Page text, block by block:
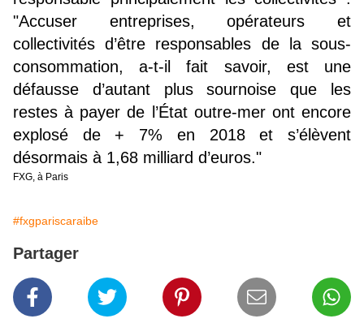
"Accuser entreprises, opérateurs et
collectivités d’être responsables de la sous-
consommation, a-t-il fait savoir, est une
défausse d’autant plus sournoise que les
restes à payer de l’État outre-mer ont encore
explosé de + 7% en 2018 et s’élèvent
désormais à 1,68 milliard d’euros."
FXG, à Paris
#fxgpariscaraibe
Partager